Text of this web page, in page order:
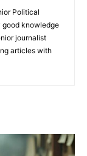
Political
knowledge
journalist
articles with